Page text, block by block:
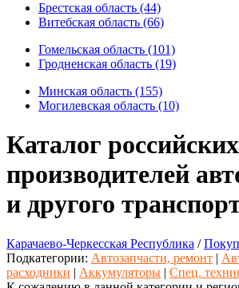
Брестская область (44)
Витебская область (66)
Гомельская область (101)
Гродненская область (19)
Минская область (155)
Могилевская область (10)
Каталог российских
производителей
и другого
Карачаево-Черкесская Республика /
Подкатегории: Автозапчасти, ремонт |
расходники | Аккумуляторы | Спец.